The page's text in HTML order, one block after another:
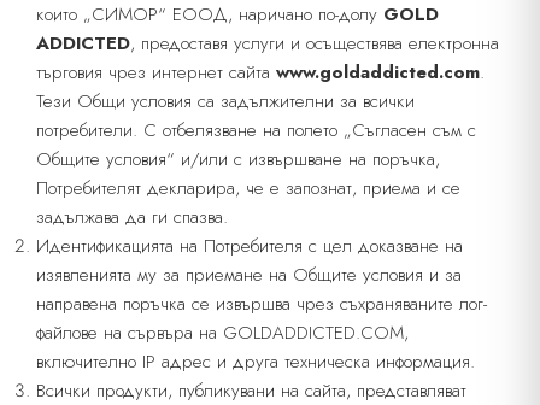
които „СИМОР“ ЕООД, наричано по-долу GOLD
ADDICTED, предоставя услуги и осъществява електронна
търговия чрез интернет сайта www.goldaddicted.com.
Тези Общи условия са задължителни за всички
потребители. С отбелязване на полето „Съгласен съм с
Общите условия“ и/или с извършване на поръчка,
Потребителят декларира, че е запознат, приема и се
задължава да ги спазва.
Идентификацията на Потребителя с цел доказване на
изявленията му за приемане на Общите условия и за
направена поръчка се извършва чрез съхраняваните лог-
файлове на сървъра на GOLDADDICTED.COM,
включително IP адрес и друга техническа информация.
Всички продукти, публикувани на сайта, представляват